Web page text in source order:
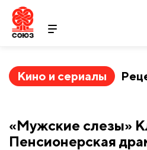
Кино и сериалы
​«Мужские слезы»
Пенсионерская